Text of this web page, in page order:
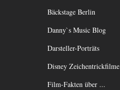
Bäckstage Berlin
Danny`s Music Blog
Darsteller-Porträts
Disney Zeichentrickfilme
Film-Fakten über ...